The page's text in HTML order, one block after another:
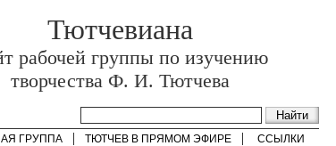
Тютчевиана
рабочей группы по изучению
творчества Ф. И. Тютчева
ГРУППА ТЮТЧЕВ В ПРЯМОМ ЭФИРЕ
ССЫЛКИ